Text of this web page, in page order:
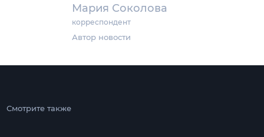
Мария Соколова
корреспондент
Автор новости
Смотрите также